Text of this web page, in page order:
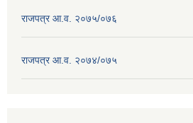
राजपत्र आ.व. २०७५/०७६
राजपत्र आ.व. २०७४/०७५